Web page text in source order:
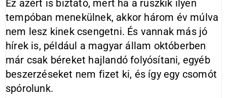
Ez azért is biztató, mert ha a ruszkik ilyen
tempóban menekülnek, akkor három év múlva
nem lesz kinek csengetni. És vannak más jó
hírek is, például a magyar állam októberben
már csak béreket hajlandó folyósítani, egyéb
beszerzéseket nem fizet ki, és így egy csomót
spórolunk.